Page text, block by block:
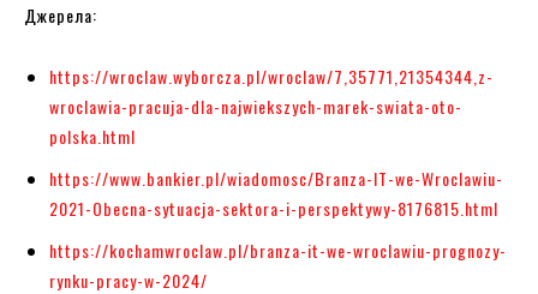
Джерела:
https://wroclaw.wyborcza.pl/wroclaw/7,35771,21354344,z-
wroclawia-pracuja-dla-najwiekszych-marek-swiata-oto-
polska.html
https://www.bankier.pl/wiadomosc/Branza-IT-we-Wroclawiu-
2021-Obecna-sytuacja-sektora-i-perspektywy-8176815.html
https://kochamwroclaw.pl/branza-it-we-wroclawiu-prognozy-
rynku-pracy-w-2024/